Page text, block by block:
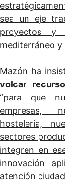
sea un eje
proyectos y
mediterráneo
Mazón ha
volcar
“para que
empresas,
hostelería,
sectores
integren en
innovación
atención